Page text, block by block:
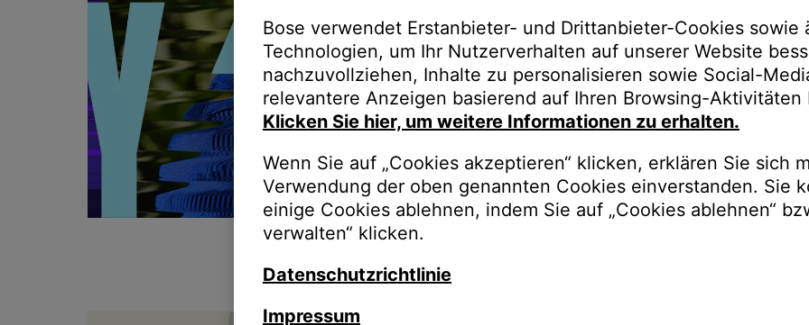
Upgrades,
Bestellungen
Bose verwendet Erstanbieter- und Drittanbieter-Cookies sowie
Technologien, um Ihr Nutzerverhalten auf unserer Website
nachzuvollziehen, Inhalte zu personalisieren sowie Social-
relevantere Anzeigen basierend auf Ihren Browsing-Aktivitäten
Klicken Sie hier, um weitere Informationen zu erhalten.
Wenn Sie auf „Cookies akzeptieren“ klicken, erklären Sie sich
Verwendung der oben genannten Cookies einverstanden. Sie
einige Cookies ablehnen, indem Sie auf „Cookies ablehnen“
verwalten“ klicken.
Datenschutzrichtlinie
Impressum